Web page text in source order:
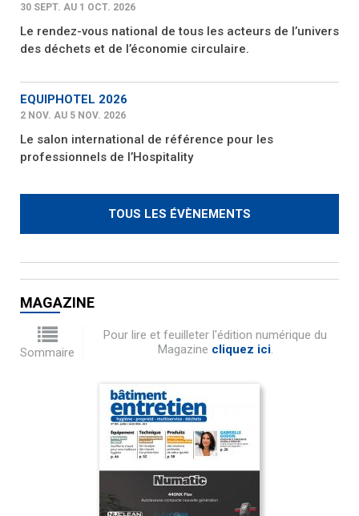
30 SEPT. AU 1 OCT. 2026
Le rendez-vous national de tous les acteurs de l’univers
des déchets et de l’économie circulaire.
EQUIPHOTEL 2026
2 NOV. AU 5 NOV. 2026
Le salon international de référence pour les
professionnels de l’Hospitality
TOUS LES ÉVÈNEMENTS
MAGAZINE
Sommaire
Pour lire et feuilleter l'édition numérique du
Magazine cliquez ici.